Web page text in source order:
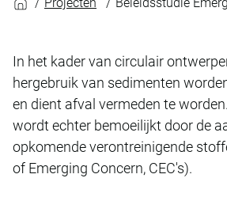
In het kader van circulair
hergebruik van sedimenten
en dient afval vermeden te
wordt echter bemoeilijkt door de
opkomende verontreinigende
of Emerging Concern, CEC's).